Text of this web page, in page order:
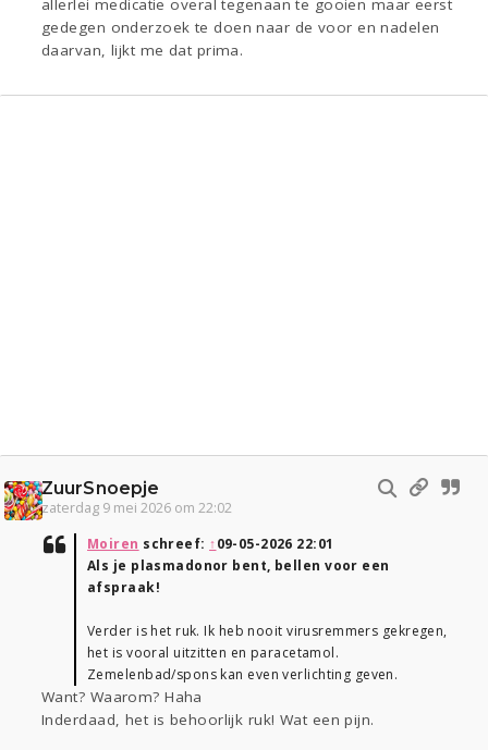
allerlei medicatie overal tegenaan te gooien maar eerst
gedegen onderzoek te doen naar de voor en nadelen
daarvan, lijkt me dat prima.
ZuurSnoepje
zaterdag 9 mei 2026 om 22:02
Moiren schreef: ↑09-05-2026 22:01
Als je plasmadonor bent, bellen voor een
afspraak!
Verder is het ruk. Ik heb nooit virusremmers gekregen,
het is vooral uitzitten en paracetamol.
Zemelenbad/spons kan even verlichting geven.
Want? Waarom? Haha
Inderdaad, het is behoorlijk ruk! Wat een pijn.